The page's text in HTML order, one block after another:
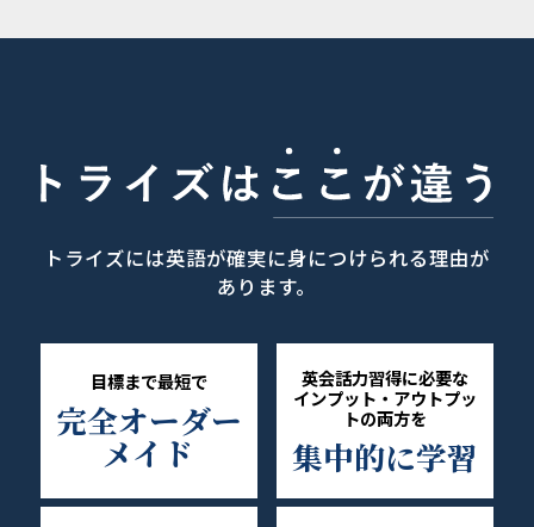
トライズには英語が確実に身につけられる理由が
あります。
目標まで最短で
完全オーダー
メイド
英会話力習得に必要な
インプット・アウトプッ
トの両方を
集中的に学習